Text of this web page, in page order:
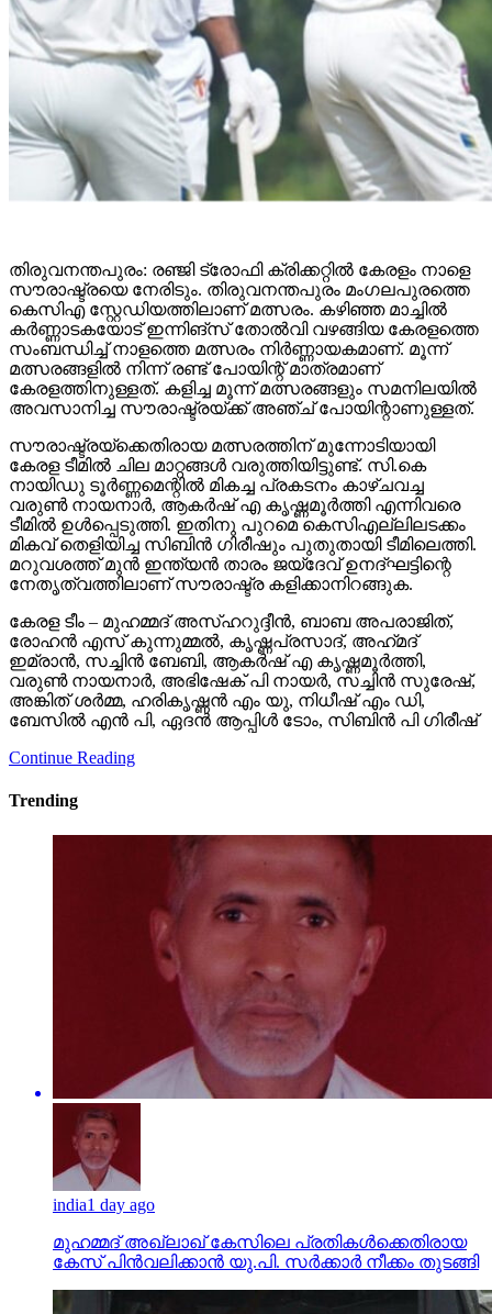
തിരുവനന്തപുരം: രഞ്ജി ട്രോഫി ക്രിക്കറ്റിൽ കേരളം നാളെ
സൗരാഷ്ട്രയെ നേരിടും. തിരുവനന്തപുരം മംഗലപുരത്തെ
കെസിഎ സ്റ്റേഡിയത്തിലാണ് മത്സരം. കഴിഞ്ഞ മാച്ചിൽ
കർണ്ണാടകയോട് ഇന്നിങ്‌സ് തോൽവി വഴങ്ങിയ കേരളത്തെ
സംബന്ധിച്ച് നാളത്തെ മത്സരം നിർണ്ണായകമാണ്. മൂന്ന്
മത്സരങ്ങളിൽ നിന്ന് രണ്ട് പോയിന്റ് മാത്രമാണ്
കേരളത്തിനുള്ളത്. കളിച്ച മൂന്ന് മത്സരങ്ങളും സമനിലയിൽ
അവസാനിച്ച സൗരാഷ്ട്രയ്ക്ക് അഞ്ച് പോയിന്റാണുള്ളത്.
സൗരാഷ്ട്രയ്‌ക്കെതിരായ മത്സരത്തിന് മുന്നോടിയായി
കേരള ടീമിൽ ചില മാറ്റങ്ങൾ വരുത്തിയിട്ടുണ്ട്. സി.കെ
നായിഡു ടൂർണ്ണമെന്റിൽ മികച്ച പ്രകടനം കാഴ്ചവച്ച
വരുൺ നായനാർ, ആകർഷ് എ കൃഷ്ണമൂർത്തി എന്നിവരെ
ടീമിൽ ഉൾപ്പെടുത്തി. ഇതിനു പുറമെ കെസിഎല്ലിലടക്കം
മികവ് തെളിയിച്ച സിബിൻ ഗിരീഷും പുതുതായി ടീമിലെത്തി.
മറുവശത്ത് മുൻ ഇന്ത്യൻ താരം ജയ്‌ദേവ് ഉനദ്ഘട്ടിന്റെ
നേതൃത്വത്തിലാണ് സൗരാഷ്ട്ര കളിക്കാനിറങ്ങുക.
കേരള ടീം – മുഹമ്മദ് അസ്ഹറുദ്ദീൻ, ബാബ അപരാജിത്,
രോഹൻ എസ് കുന്നുമ്മൽ, കൃഷ്ണപ്രസാദ്, അഹ്‌മദ്
ഇമ്രാൻ, സച്ചിൻ ബേബി, ആകർഷ് എ കൃഷ്ണമൂർത്തി,
വരുൺ നായനാർ, അഭിഷേക് പി നായർ, സച്ചിൻ സുരേഷ്,
അങ്കിത് ശർമ്മ, ഹരികൃഷ്ണൻ എം യു, നിധീഷ് എം ഡി,
ബേസിൽ എൻ പി, ഏദൻ ആപ്പിൾ ടോം, സിബിൻ പി ഗിരീഷ്
Continue Reading
Trending
india1 day ago
മുഹമ്മദ് അഖ്‌ലാഖ് കേസിലെ പ്രതികള്‍ക്കെതിരായ
കേസ് പിന്‍വലിക്കാന്‍ യു.പി. സര്‍ക്കാര്‍ നീക്കം തുടങ്ങി